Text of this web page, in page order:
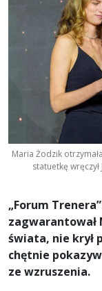
Maria Żodzik
statuetkę
„Forum
świata, nie krył
chętnie
ze wzruszenia.